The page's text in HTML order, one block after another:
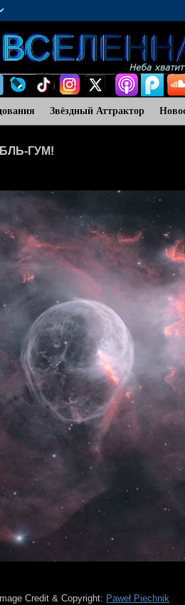
Звёздный Аттрактор
ГУМ!
Image Credit & Copyright: Paweł Piechnik